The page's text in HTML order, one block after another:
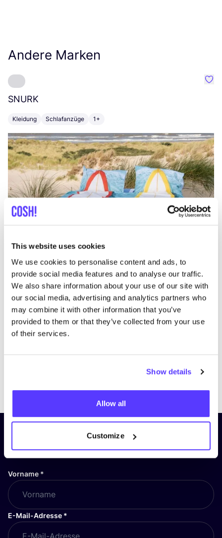
This website uses cookies
We use cookies to personalise content and ads, to
provide social media features and to analyse our traffic.
We also share information about your use of our site with
our social media, advertising and analytics partners who
may combine it with other information that you’ve
provided to them or that they’ve collected from your use
of their services.
Show details
Allow all
Customize
Andere Marken
SNURK
Kleidung Schlafanzüge 1+
Abonniere unseren Newsletter
und bleibe auf dem Laufenden!
Vorname *
E-Mail-Adresse *